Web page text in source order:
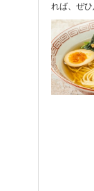
れば、ぜひ